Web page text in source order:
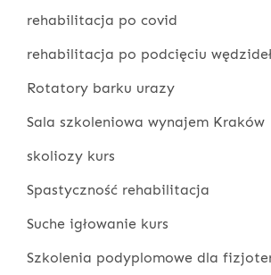
rehabilitacja po covid
rehabilitacja po podcięciu
Rotatory barku urazy
Sala szkoleniowa wynajem Kraków
skoliozy kurs
Spastyczność rehabilitacja
Suche igłowanie kurs
Szkolenia podyplomowe dla